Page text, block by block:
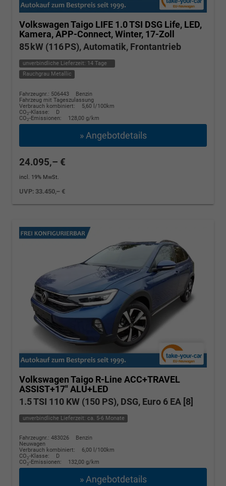
Volkswagen Taigo LIFE 1.0 TSI DSG Life, LED,
Kamera, APP-Connect, Winter, 17-Zoll
85 kW (116 PS), Automatik, Frontantrieb
unverbindliche Lieferzeit: 14 Tage
Rauchgrau Metallic
Fahrzeugnr.: 506443
Benzin
Fahrzeug mit Tageszulassung
Verbrauch kombiniert:
5,60 l/100km
CO2-Klasse:
D
CO2-Emissionen: 128,00 g/km
» Angebotdetails
24.095,– €
incl. 19% MwSt.
UVP: 33.450,– €
Volkswagen Taigo R-Line ACC+TRAVEL
ASSIST+17'' ALU+LED
1.5 TSI 110 KW (150 PS), DSG, Euro 6 EA [8]
unverbindliche Lieferzeit: ca. 5-6 Monate
Fahrzeugnr.: 483026
Benzin
Neuwagen
Verbrauch kombiniert:
6,00 l/100km
CO2-Klasse:
D
CO2-Emissionen: 132,00 g/km
» Angebotdetails